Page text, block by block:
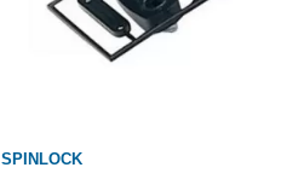
SPINLOCK